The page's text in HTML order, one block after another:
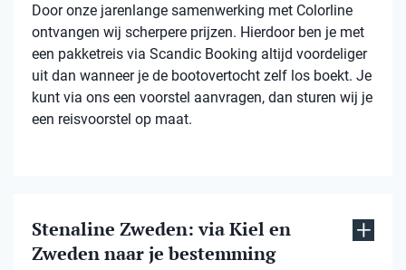
Door onze jarenlange samenwerking met Colorline
ontvangen wij scherpere prijzen. Hierdoor ben je met
een pakketreis via Scandic Booking altijd voordeliger
uit dan wanneer je de bootovertocht zelf los boekt. Je
kunt via ons een voorstel aanvragen, dan sturen wij je
een reisvoorstel op maat.
Stenaline Zweden: via Kiel en
Zweden naar je bestemming